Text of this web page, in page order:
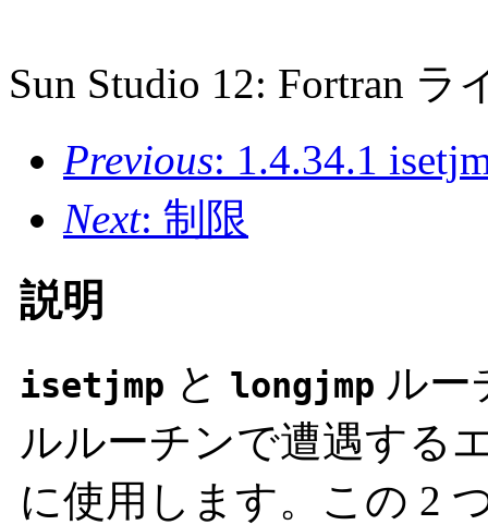
Sun Studio 12: Fortran
Previous: 1.4.34.1
Next: 制限
説明
isetjmp と longjmp ルー
ルルーチンで遭遇する
に使用します。この 2